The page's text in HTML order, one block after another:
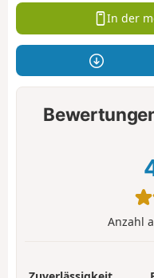
In der
Anzahl